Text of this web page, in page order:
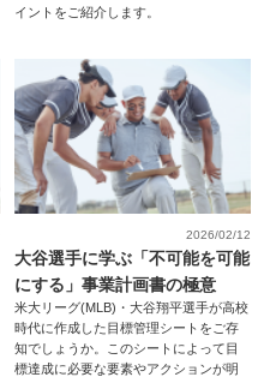
イントをご紹介します。
2026/02/12
大谷選手に学ぶ「不可能を可能
にする」事業計画書の極意
米大リーグ(MLB)・大谷翔平選手が高校
時代に作成した目標管理シートをご存
知でしょうか。このシートによって目
標達成に必要な要素やアクションが明